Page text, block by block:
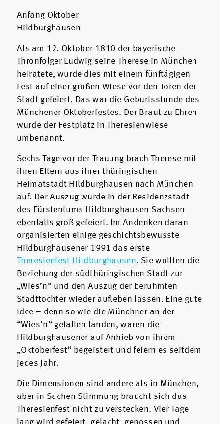
Anfang Oktober
Hildburghausen
Als am 12. Oktober 1810 der bayerische
Thronfolger Ludwig seine Therese in München
heiratete, wurde dies mit einem fünftägigen
Fest auf einer großen Wiese vor den Toren der
Stadt gefeiert. Das war die Geburtsstunde des
Münchener Oktoberfestes. Der Braut zu Ehren
wurde der Festplatz in Theresienwiese
umbenannt.
Sechs Tage vor der Trauung brach Therese mit
ihren Eltern aus ihrer thüringischen
Heimatstadt Hildburghausen nach München
auf. Der Auszug wurde in der Residenzstadt
des Fürstentums Hildburghausen-Sachsen
ebenfalls groß gefeiert. Im Andenken daran
organisierten einige geschichtsbewusste
Hildburghausener 1991 das erste
Theresienfest Hildburghausen. Sie wollten die
Beziehung der südthüringischen Stadt zur
„Wies’n“ und den Auszug der berühmten
Stadttochter wieder aufleben lassen. Eine gute
Idee – denn so wie die Münchner an der
“Wies’n“ gefallen fanden, waren die
Hildburghausener auf Anhieb von ihrem
„Oktoberfest“ begeistert und feiern es seitdem
jedes Jahr.
Die Dimensionen sind andere als in München,
aber in Sachen Stimmung braucht sich das
Theresienfest nicht zu verstecken. Vier Tage
lang wird gefeiert, gelacht, genossen und